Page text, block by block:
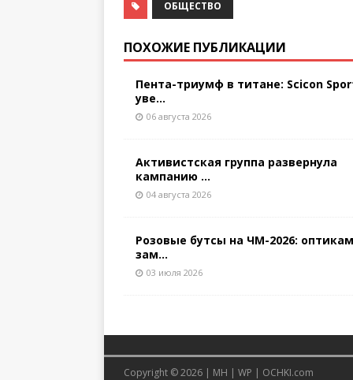
ОБЩЕСТВО
ПОХОЖИЕ ПУБЛИКАЦИИ
Пента-триумф в титане: Scicon
уве...
06 августа 2026
Активистская группа развернула
кампанию ...
04 августа 2026
Розовые бутсы на ЧМ-2026:
зам...
03 июля 2026
Copyright © 2026 | MH | WP | OCHKI.com